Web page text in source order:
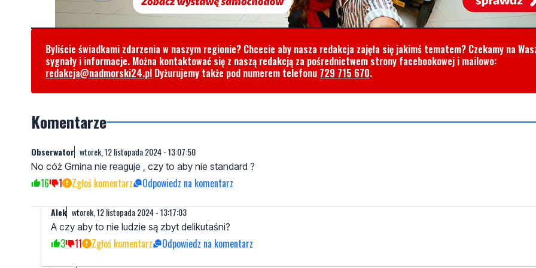
Byliście świadkami zdarzenia w naszym regionie? Chcecie aby nasza redakcja zajęła się jakimś tematem? Czekamy na
sygnały i informacje. Można kontaktować się z naszą redakcją za pośrednictwem strony facebookowej i mailowo:
redakcja@nadmorski24.pl Dyżurujemy także pod numerem telefonu 729 715 670.
Komentarze
Obserwator wtorek, 12 listopada 2024 - 13:07:50
No cóż Gmina nie reaguje , czy to aby nie standard ?
16 1 Zgłoś komentarz Odpowiedz na komentarz
Alek wtorek, 12 listopada 2024 - 13:17:03
A czy aby to nie ludzie są zbyt delikutaśni?
3 11 Zgłoś komentarz Odpowiedz na komentarz